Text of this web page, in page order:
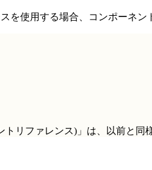
を使用する場合、コンポーネ
トリファレンス)」 は、以前と同